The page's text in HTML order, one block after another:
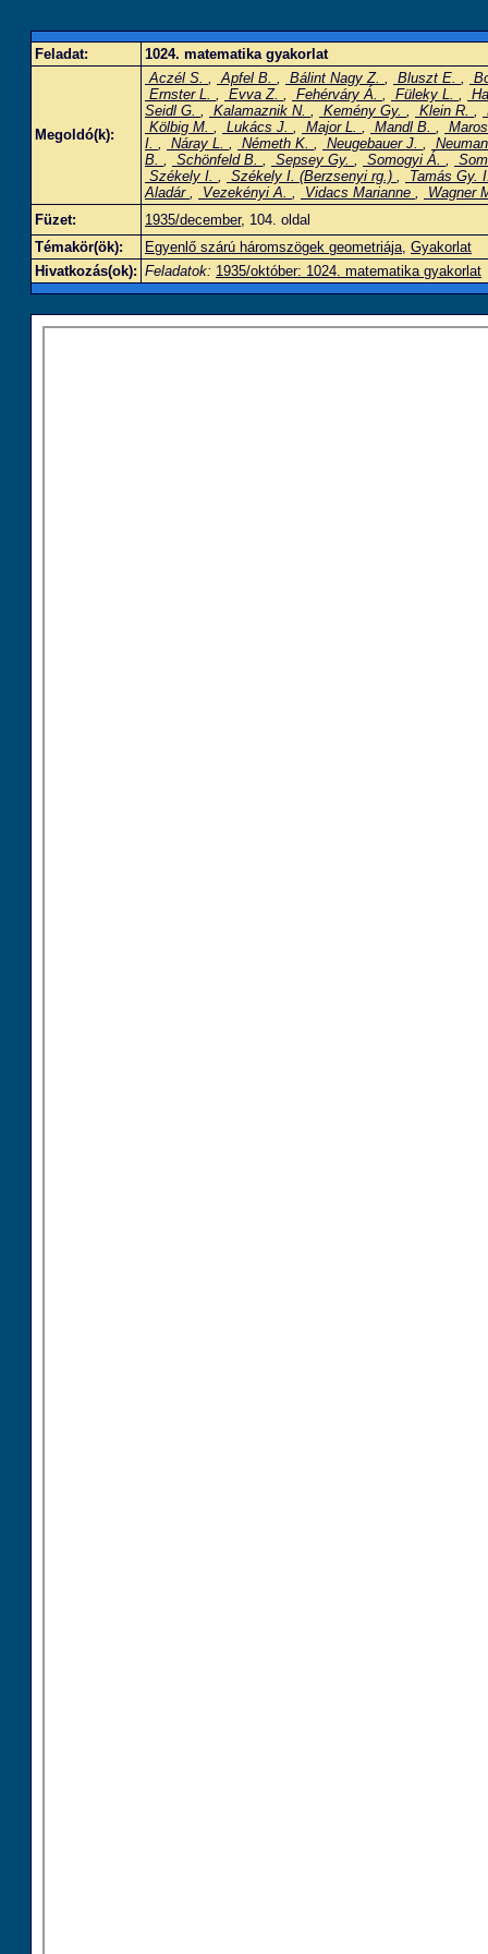
Feladat: 1024. matematika gyakorlat
Megoldó(k):
Aczél S. , Apfel B. , Bálint Nagy Z. , Bluszt E. ,
Ernster L. , Evva Z. , Fehérváry Á. , Füleky L. ,
Seidl G. , Kalamaznik N. , Kemény Gy. , Klein R. ,
Kölbig M. , Lukács J. , Major L. , Mandl B. ,
I. , Náray L. , Németh K. , Neugebauer J. ,
B. , Schönfeld B. , Sepsey Gy. , Somogyi Á. ,
Székely I. , Székely I. (Berzsenyi rg.) ,
Tamás Gy.
Aladár , Vezekényi A. , Vidacs Marianne ,
Wagner
Füzet:
1935/december, 104. oldal
Témakör(ök):
Egyenlő szárú háromszögek geometriája, Gyakorlat
Hivatkozás(ok): Feladatok: 1935/október: 1024. matematika gyakorlat